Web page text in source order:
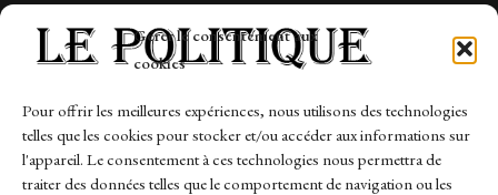
Gérer le consentement aux
cookies
Pour offrir les meilleures expériences, nous utilisons des technologies
telles que les cookies pour stocker et/ou accéder aux informations sur
l'appareil. Le consentement à ces technologies nous permettra de
traiter des données telles que le comportement de navigation ou les
Links